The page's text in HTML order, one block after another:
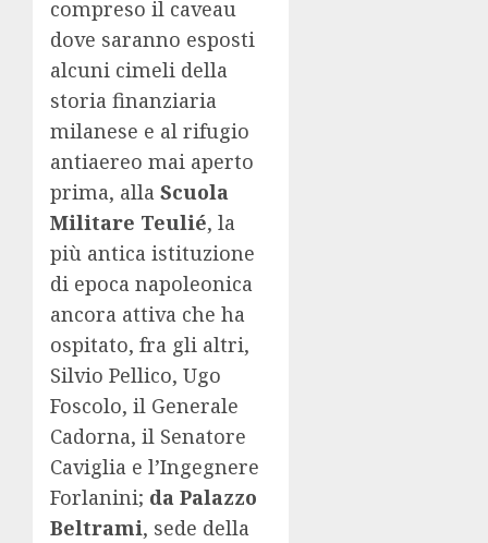
compreso il caveau
dove saranno esposti
alcuni cimeli della
storia finanziaria
milanese e al rifugio
antiaereo mai aperto
prima, alla Scuola
Militare Teulié, la
più antica istituzione
di epoca napoleonica
ancora attiva che ha
ospitato, fra gli altri,
Silvio Pellico, Ugo
Foscolo, il Generale
Cadorna, il Senatore
Caviglia e l’Ingegnere
Forlanini; da Palazzo
Beltrami, sede della